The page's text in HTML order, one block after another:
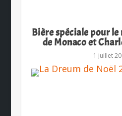
Bière spéciale pour
de Monaco et
1 juillet